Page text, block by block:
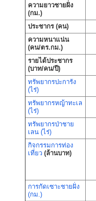
ความยาวชายฝั่ง
(กม.)
ประชากร (คน)
ความหนาแน่น
(คน/ตร.กม.)
รายได้ประชากร
(บาท/คน/ปี)
ทรัพยากรปะการัง
(ไร่)
ทรัพยากรหญ้าทะเล
(ไร่)
ทรัพยากรป่าชาย
เลน (ไร่)
กิจกรรมการท่อง
เที่ยว(ล้านบาท)
การกัดเซาะชายฝั่ง
(กม.)